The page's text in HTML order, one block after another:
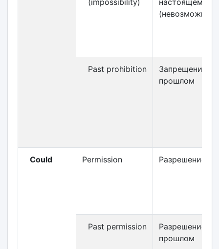
(impossibility)
настоящем
Past prohibition
Запрещение в
прошлом
Could Permission Разрешение
Past permission
Разрешение в
прошлом